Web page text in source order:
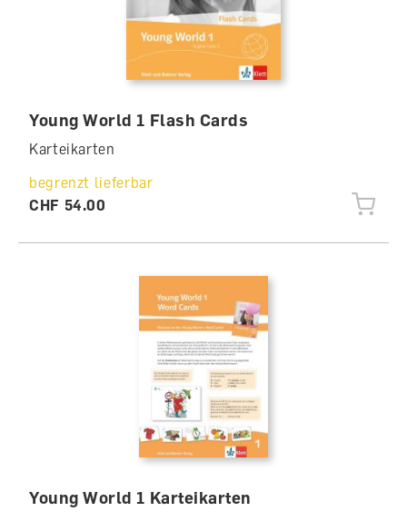
Young World 1 Flash Cards
Karteikarten
begrenzt lieferbar
CHF 54.00
Young World 1 Karteikarten